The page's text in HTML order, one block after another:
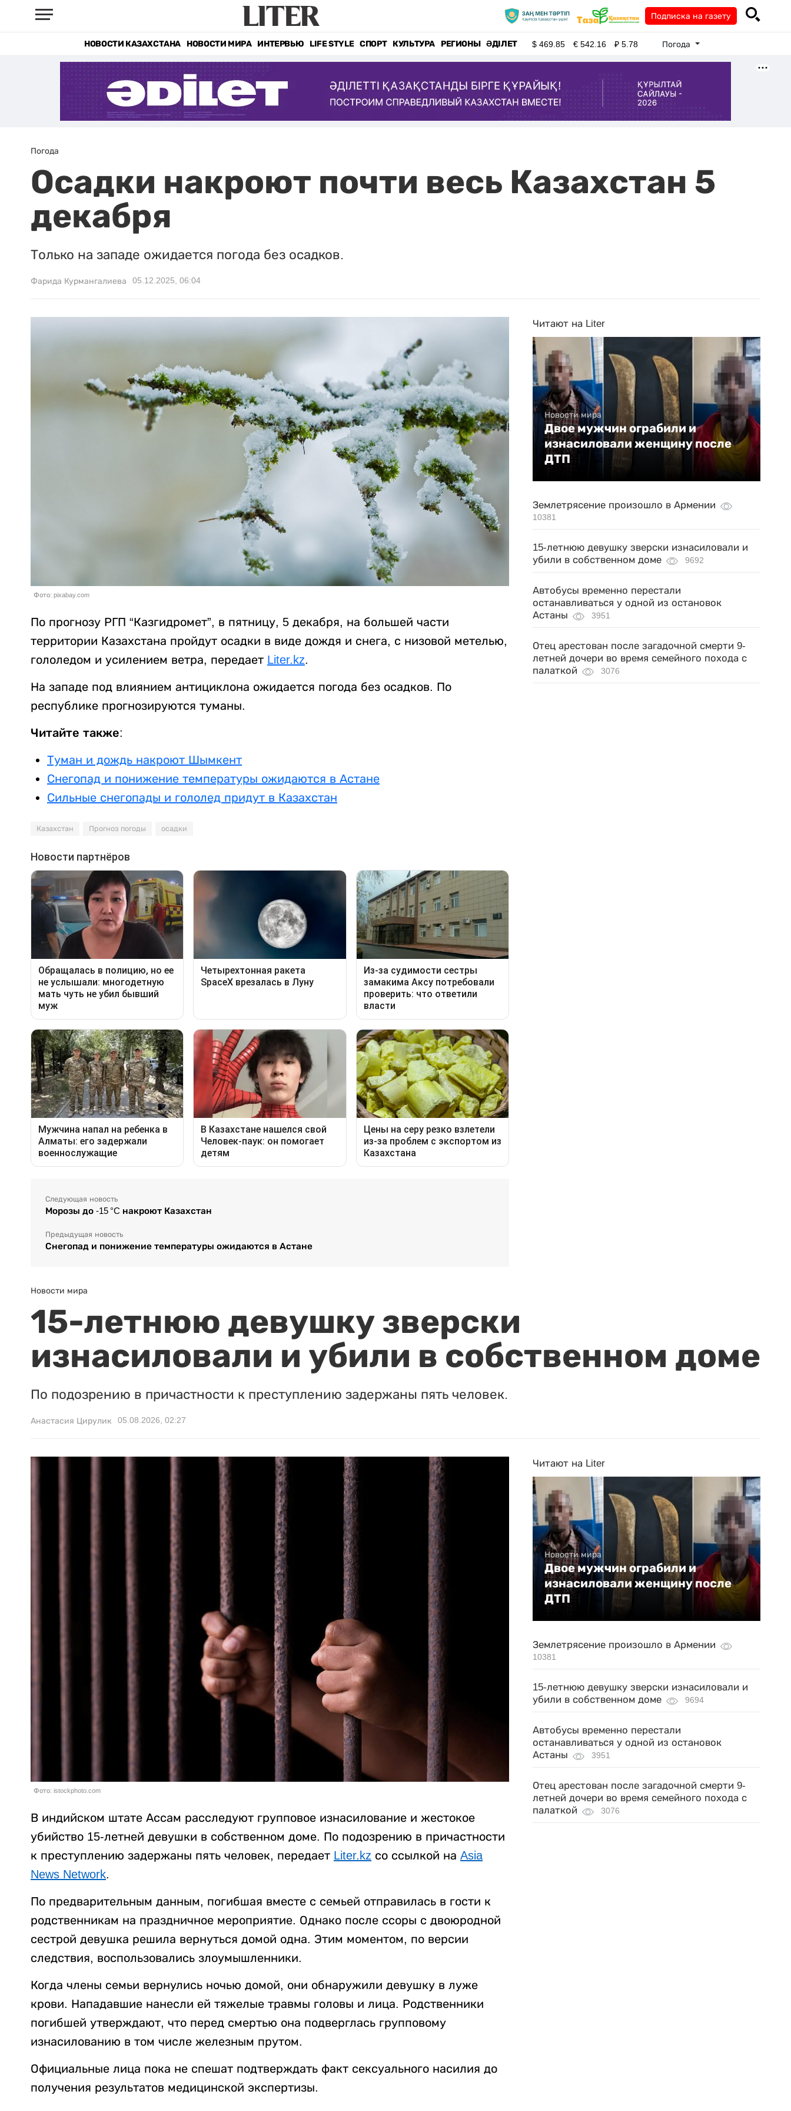
Подписка на газету
НОВОСТИ КАЗАХСТАНА НОВОСТИ МИРА ИНТЕРВЬЮ LIFE STYLE СПОРТ КУЛЬТУРА РЕГИОНЫ ӘДІЛЕТ $469.85 €542.16 ₽5.78 Погода
Погода
Осадки накроют почти весь Казахстан 5
декабря
Только на западе ожидается погода без осадков.
Фарида Курмангалиева 05.12.2025, 06:04
Фото: pixabay.com
По прогнозу РГП “Казгидромет”, в пятницу, 5 декабря, на большей части
территории Казахстана пройдут осадки в виде дождя и снега, с низовой метелью,
гололедом и усилением ветра, передает Liter.kz.
На западе под влиянием антициклона ожидается погода без осадков. По
республике прогнозируются туманы.
Читайте также:
Туман и дождь накроют Шымкент
Снегопад и понижение температуры ожидаются в Астане
Сильные снегопады и гололед придут в Казахстан
Казахстан Прогноз погоды осадки
Следующая новость
Морозы до -15 °C накроют Казахстан
Предыдущая новость
Снегопад и понижение температуры ожидаются в Астане
Читают на Liter
Новости мира
Двое мужчин ограбили и
изнасиловали женщину после
ДТП
Землетрясение произошло в Армении
10381
15-летнюю девушку зверски изнасиловали и
убили в собственном доме
9692
Автобусы временно перестали
останавливаться у одной из остановок
Астаны
3951
Отец арестован после загадочной смерти 9-
летней дочери во время семейного похода с
палаткой
3076
Новости мира
15-летнюю девушку зверски
изнасиловали и убили в собственном доме
По подозрению в причастности к преступлению задержаны пять человек.
Анастасия Цирулик 05.08.2026, 02:27
Фото: istockphoto.com
В индийском штате Ассам расследуют групповое изнасилование и жестокое
убийство 15-летней девушки в собственном доме. По подозрению в причастности
к преступлению задержаны пять человек, передает Liter.kz со ссылкой на Asia
News Network.
По предварительным данным, погибшая вместе с семьей отправилась в гости к
родственникам на праздничное мероприятие. Однако после ссоры с двоюродной
сестрой девушка решила вернуться домой одна. Этим моментом, по версии
следствия, воспользовались злоумышленники.
Когда члены семьи вернулись ночью домой, они обнаружили девушку в луже
крови. Нападавшие нанесли ей тяжелые травмы головы и лица. Родственники
погибшей утверждают, что перед смертью она подверглась групповому
изнасилованию в том числе железным прутом.
Официальные лица пока не спешат подтверждать факт сексуального насилия до
получения результатов медицинской экспертизы.
Читают на Liter
Новости мира
Двое мужчин ограбили и
изнасиловали женщину после
ДТП
Землетрясение произошло в Армении
10381
15-летнюю девушку зверски изнасиловали и
убили в собственном доме
9694
Автобусы временно перестали
останавливаться у одной из остановок
Астаны
3951
Отец арестован после загадочной смерти 9-
летней дочери во время семейного похода с
палаткой
3076